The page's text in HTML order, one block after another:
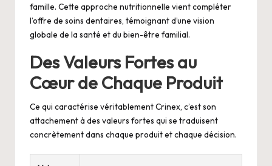
famille. Cette approche nutritionnelle vient compléter
l’offre de soins dentaires, témoignant d’une vision
globale de la santé et du bien-être familial.
Des Valeurs Fortes au
Cœur de Chaque Produit
Ce qui caractérise véritablement Crinex, c’est son
attachement à des valeurs fortes qui se traduisent
concrètement dans chaque produit et chaque décision.